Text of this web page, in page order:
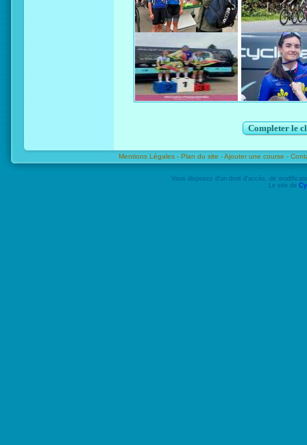
Completer le
Mentions Légales - Plan du site -Ajouter une course -
Vous disposez d'un droit d'accès, de
Le site de